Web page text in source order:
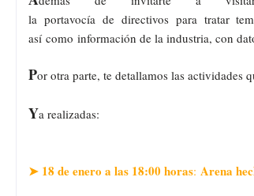
la portavocíade directivos para tratar
así como información de la industria, con
Por otra parte, te detallamos las actividades
Ya realizadas:
➤ 18 de enero a las 18:00 horas: Arena